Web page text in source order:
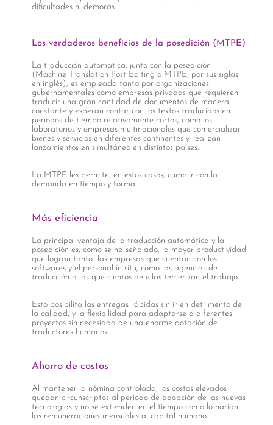
dificultades ni demoras.
Los verdaderos beneficios de la posedición (MTPE)
La traducción automática, junto con la posedición
(Machine Translation Post Editing o MTPE, por sus siglas
en inglés), es empleada tanto por organizaciones
gubernamentales como empresas privadas que requieren
traducir una gran cantidad de documentos de manera
constante y esperan contar con los textos traducidos en
periodos de tiempo relativamente cortos, como los
laboratorios y empresas multinacionales que comercializan
bienes y servicios en diferentes continentes y realizan
lanzamientos en simultáneo en distintos países.
La MTPE les permite, en estos casos, cumplir con la
demanda en tiempo y forma.
Más eficiencia
La principal ventaja de la traducción automática y la
posedición es, como se ha señalado, la mayor productividad
que logran tanto las empresas que cuentan con los
softwares y el personal in situ, como las agencias de
traducción a las que cientos de ellas tercerizan el trabajo.
Esto posibilita las entregas rápidas sin ir en detrimento de
la calidad, y la flexibilidad para adaptarse a diferentes
proyectos sin necesidad de una enorme dotación de
traductores humanos.
Ahorro de costos
Al mantener la nómina controlada, los costos elevados
quedan circunscriptos al periodo de adopción de las nuevas
tecnologías y no se extienden en el tiempo como lo harían
las remuneraciones mensuales al capital humano.